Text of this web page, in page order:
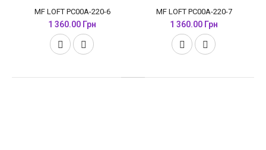
MF LOFT PC00A-220-6
1 360.00 Грн
MF LOFT PC00A-220-7
1 360.00 Грн